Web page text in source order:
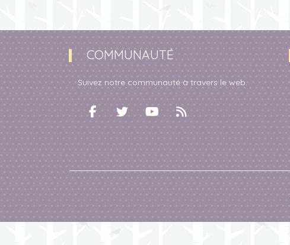
COMMUNAUTÉ
Suivez notre communauté à travers le web.